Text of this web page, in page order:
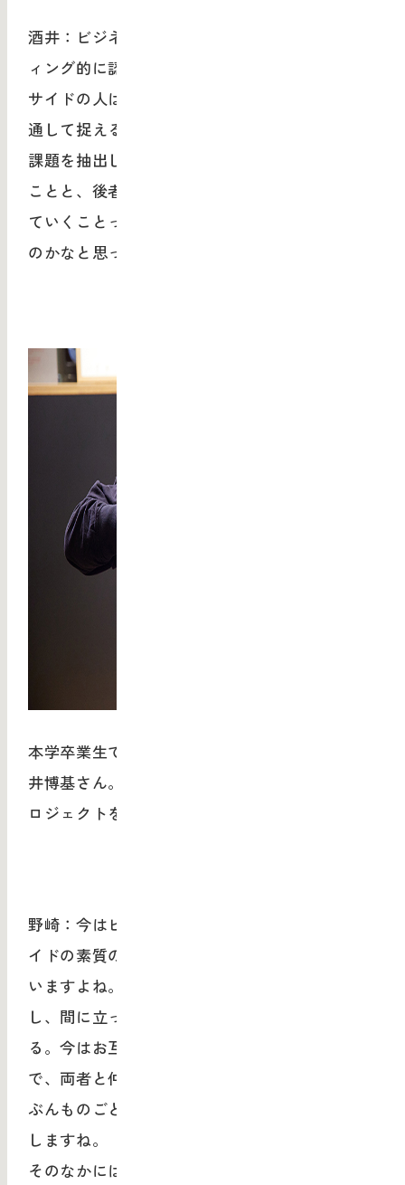
酒井：ビジネスサイドの人は世の中をマーケテ
ィング的に認識しているのに対して、デザイン
サイドの人は世の中をどう自分のフィルターを
通して捉えるかという違いがあります。前者の
課題を抽出してビジネスモデルを構築していく
ことと、後者の一見飛躍していることを結合し
ていくことっていうのは、実は補完関係にある
のかなと思っているんです。
本学卒業生でもある株式会社ディーランドの酒
井博基さん。これまでに美大生と企業の共創プ
ロジェクトを多数手がけてきた。
野崎：今はビジネスサイドの素質とデザインサ
イドの素質の両方を持っている人が求められて
いますよね。その人は当然どちらかにもなれる
し、間に立って両者をつなぐ翻訳家にもなれ
る。今はお互いの言語に違いがすごくあるの
で、両者と仲良く会話ができる人がいればずい
ぶんものごとが変わってくるのかなと思ったり
しますね。
そのなかには「ビジネスサイド寄りのデザイン